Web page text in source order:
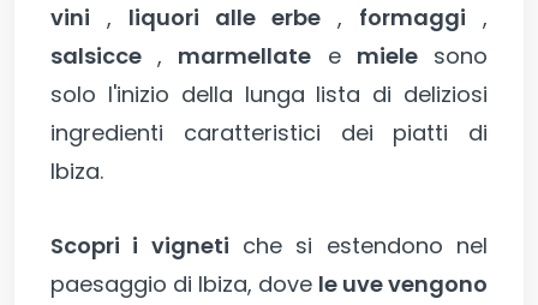
vini , liquori alle erbe , formaggi ,
salsicce , marmellate e mielesono
solo l'inizio della lunga lista di deliziosi
ingredienti caratteristici dei piatti di
Ibiza.
Scopri i vigneti che si estendono nel
paesaggio di Ibiza, dove le uve vengono